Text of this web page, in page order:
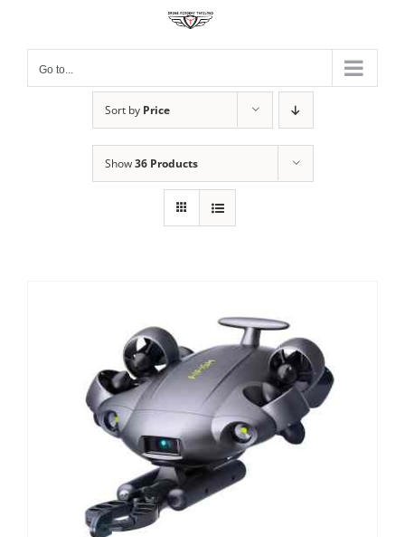
contentGo to...
Sort by Price
Show36 Products